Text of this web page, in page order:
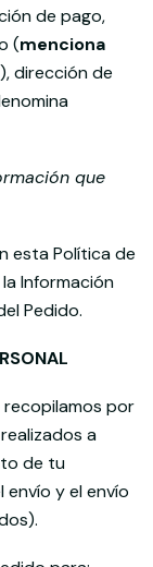
de pago,
(menciona
), dirección de
que
esta Política de
Información
Pedido.
recopilamos por
a
de tu
envío y el envío